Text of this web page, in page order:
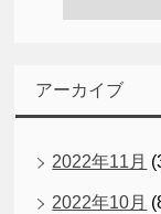
アーカイブ
2022年11月
2022年10月